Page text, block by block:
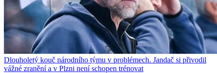
Dlouholetý kouč národního týmu v problémech. Jandač si přivodil
vážné zranění a v Plzni není schopen trénovat